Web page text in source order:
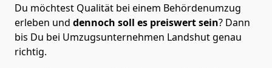
Du möchtest Qualität bei einem Behördenumzug
erleben und dennoch soll es preiswertsein? Dann
bis Du bei Umzugsunternehmen Landshut genau
richtig.